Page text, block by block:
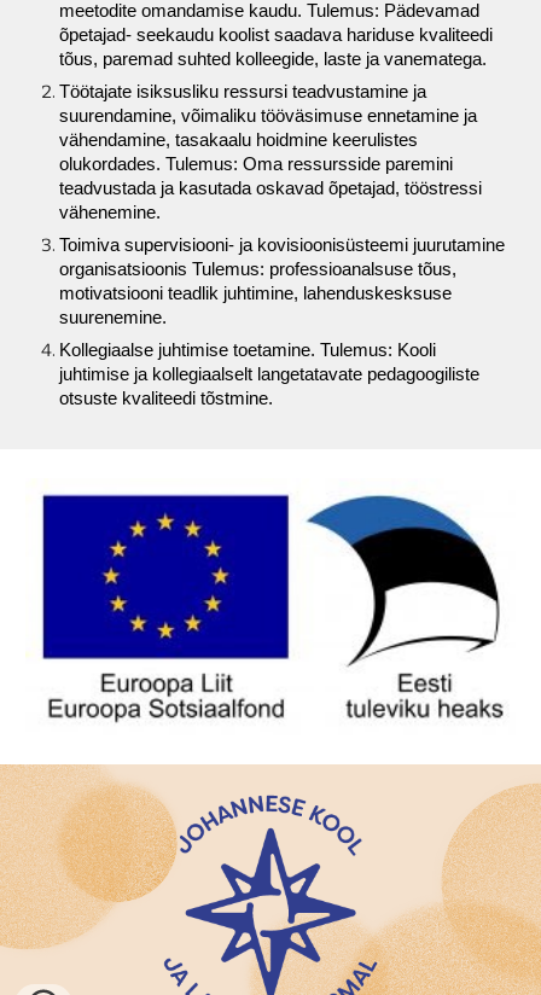
meetodite omandamise kaudu. Tulemus: Pädevamad
õpetajad- seekaudu koolist saadava hariduse kvaliteedi
tõus, paremad suhted kolleegide, laste ja vanematega.
Töötajate isiksusliku ressursi teadvustamine ja
suurendamine, võimaliku tööväsimuse ennetamine ja
vähendamine, tasakaalu hoidmine keerulistes
olukordades. Tulemus: Oma ressursside paremini
teadvustada ja kasutada oskavad õpetajad, tööstressi
vähenemine.
Toimiva supervisiooni- ja kovisioonisüsteemi juurutamine
organisatsioonis Tulemus: professioanalsuse tõus,
motivatsiooni teadlik juhtimine, lahenduskesksuse
suurenemine.
Kollegiaalse juhtimise toetamine. Tulemus: Kooli
juhtimise ja kollegiaalselt langetatavate pedagoogiliste
otsuste kvaliteedi tõstmine.